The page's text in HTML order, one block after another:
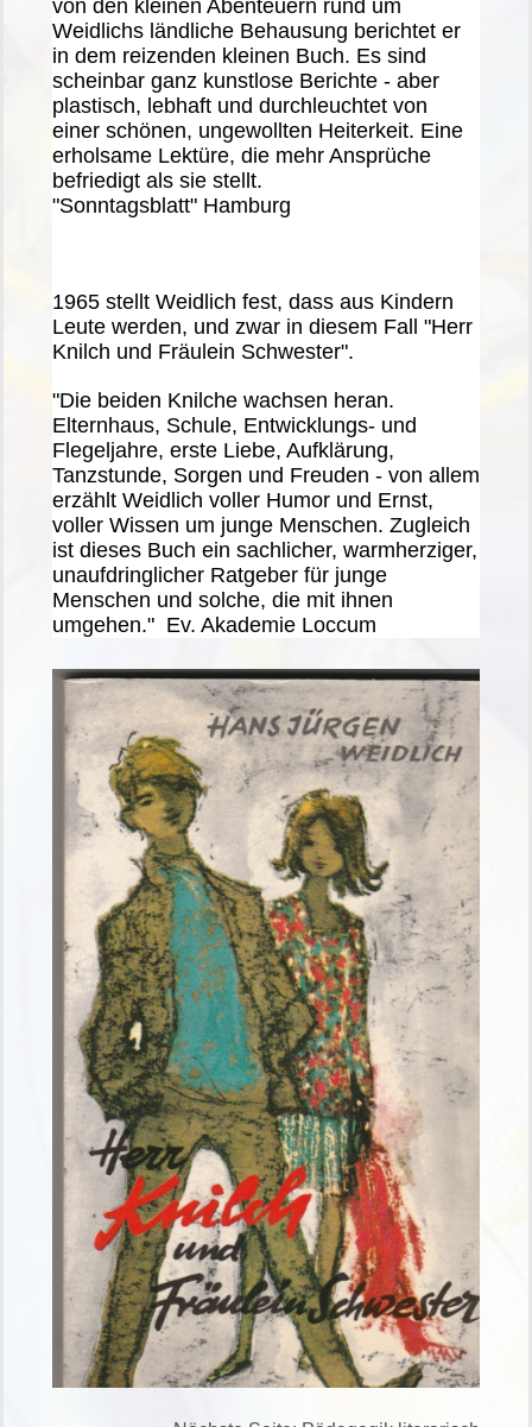
von den kleinen Abenteuern rund um
Weidlichs ländliche Behausung berichtet er
in dem reizenden kleinen Buch. Es sind
scheinbar ganz kunstlose Berichte - aber
plastisch, lebhaft und durchleuchtet von
einer schönen, ungewollten Heiterkeit. Eine
erholsame Lektüre, die mehr Ansprüche
befriedigt als sie stellt.
"Sonntagsblatt" Hamburg
1965 stellt Weidlich fest, dass aus Kindern
Leute werden, und zwar in diesem Fall "Herr
Knilch und Fräulein Schwester".
"Die beiden Knilche wachsen heran.
Elternhaus, Schule, Entwicklungs- und
Flegeljahre, erste Liebe, Aufklärung,
Tanzstunde, Sorgen und Freuden - von allem
erzählt Weidlich voller Humor und Ernst,
voller Wissen um junge Menschen. Zugleich
ist dieses Buch ein sachlicher, warmherziger,
unaufdringlicher Ratgeber für junge
Menschen und solche, die mit ihnen
umgehen." Ev. Akademie Loccum